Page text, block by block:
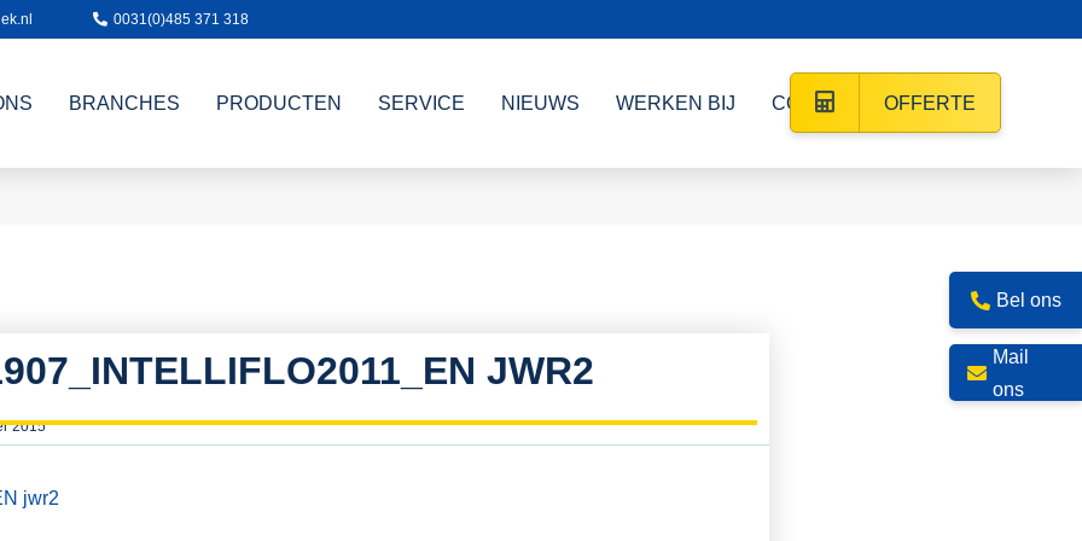
0031(0)485 371 318
BRANCHES PRODUCTEN SERVICE NIEUWS WERKEN BIJ CONTACT OFFERTE
JWR2
2015
jwr2
Bel ons
Mail
ons